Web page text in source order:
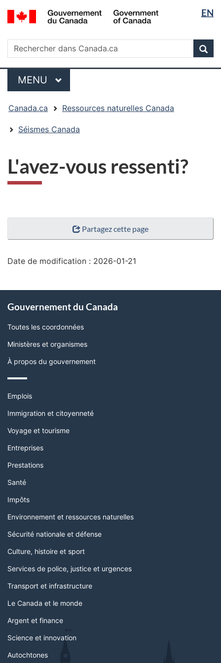
Passer
au
principal
Passer
à
sujet
du
gouvernement »
Passer
à
version
HTML
simplifiée
la
langue
EN
Rechercher
Rechercher
dans
Canada.ca
Menu
MENU PRINCIPAL
êtes
ici
Canada.ca Ressources naturelles Canada
Séismes Canada
L'avez-vous ressenti?
"Détails
page"
Partagez cette page
Date de modification : 2026-01-21
propos
de
ce
Gouvernement du Canada
Toutes les coordonnées
Ministères et organismes
À propos du gouvernement
Thèmes
sujets
Emplois
Immigration et citoyenneté
Voyage et tourisme
Entreprises
Prestations
Santé
Impôts
Environnement et ressources naturelles
Sécurité nationale et défense
Culture, histoire et sport
Services de police, justice et urgences
Transport et infrastructure
Le Canada et le monde
Argent et finance
Science et innovation
Autochtones